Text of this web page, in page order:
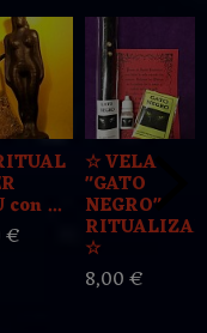
con ...
€
☆ VELA
"GATO
NEGRO"
☆
8,00 €